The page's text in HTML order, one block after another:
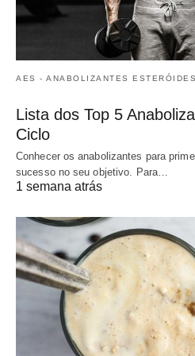
AES - ANABOLIZANTES ESTERÓIDES
Lista dos Top 5
Ciclo
Conhecer os anabolizantes para
sucesso no seu objetivo. Para…
1 semana atrás